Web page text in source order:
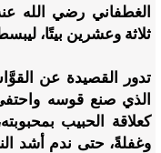
الغطفاني رضي الله
ثلاثة وعشرين بيتًا،
تدور القصيدة عن
الذي صنع قوسه
كعلاقة الحبيب
وغفلةً، حتى ندم أشد